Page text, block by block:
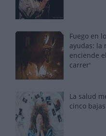
Fuego en
ayudas: la
enciende
carrer'
La salud
cinco